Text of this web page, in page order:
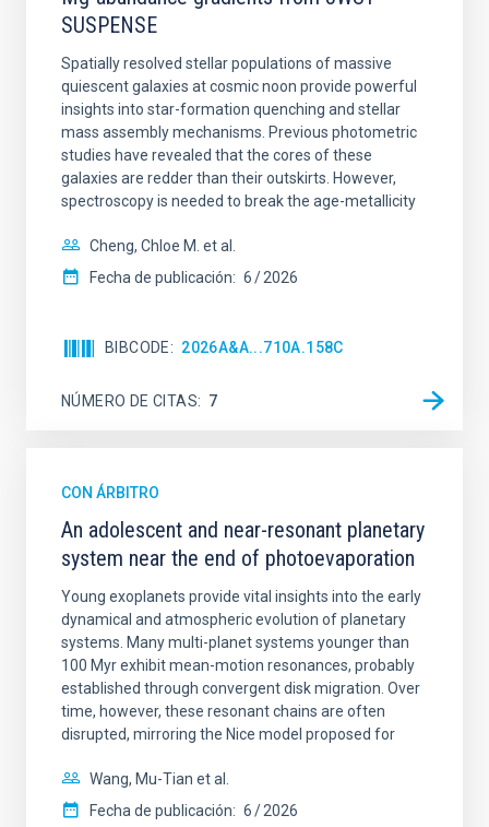
SUSPENSE
Spatially resolved stellar populations of massive
quiescent galaxies at cosmic noon provide powerful
insights into star-formation quenching and stellar
mass assembly mechanisms. Previous photometric
studies have revealed that the cores of these
galaxies are redder than their outskirts. However,
spectroscopy is needed to break the age-metallicity
Cheng, Chloe M. et al.
Fecha de publicación: 6 2026
BIBCODE 2026A&A...710A.158C
NÚMERO DE CITAS 7
CON ÁRBITRO
An adolescent and near-resonant planetary
system near the end of photoevaporation
Young exoplanets provide vital insights into the early
dynamical and atmospheric evolution of planetary
systems. Many multi-planet systems younger than
100 Myr exhibit mean-motion resonances, probably
established through convergent disk migration. Over
time, however, these resonant chains are often
disrupted, mirroring the Nice model proposed for
Wang, Mu-Tian et al.
Fecha de publicación: 6 2026